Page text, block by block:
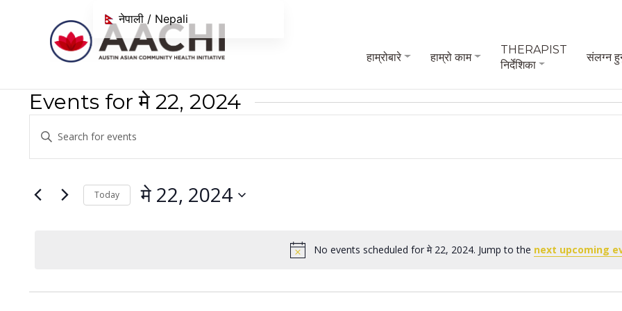
हाम्रोबारे हाम्रो काम
THERAPIST
निर्देशिका
संलग्न
Events for मे 22, 2024
Notice
No events scheduled for मे 22, 2024. Jump to the next upcoming
Events
Search
Views
Enter
for
Events
Today मे 22, 2024
नेपाली / Nepali